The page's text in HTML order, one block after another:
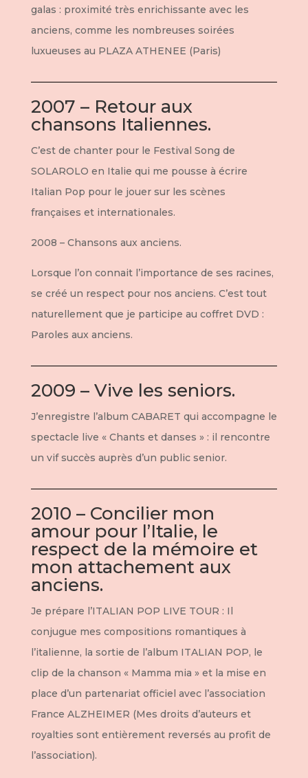
galas : proximité très enrichissante avec les
anciens, comme les nombreuses soirées
luxueuses au PLAZA ATHENEE (Paris)
2007 – Retour aux
chansons Italiennes.
C’est de chanter pour le Festival Song de
SOLAROLO en Italie qui me pousse à écrire
Italian Pop pour le jouer sur les scènes
françaises et internationales.
2008 – Chansons aux anciens.
Lorsque l’on connait l’importance de ses racines,
se créé un respect pour nos anciens. C’est tout
naturellement que je participe au coffret DVD :
Paroles aux anciens.
2009 – Vive les seniors.
J’enregistre l’album CABARET qui accompagne le
spectacle live « Chants et danses » : il rencontre
un vif succès auprès d’un public senior.
2010 – Concilier mon
amour pour l’Italie, le
respect de la mémoire et
mon attachement aux
anciens.
Je prépare l’ITALIAN POP LIVE TOUR : Il
conjugue mes compositions romantiques à
l’italienne, la sortie de l’album ITALIAN POP, le
clip de la chanson « Mamma mia » et la mise en
place d’un partenariat officiel avec l’association
France ALZHEIMER (Mes droits d’auteurs et
royalties sont entièrement reversés au profit de
l’association).